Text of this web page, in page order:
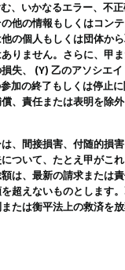
、いかなるエラー、不
他の情報もしくはコン
の個人もしくは団体か
りません。さらに、甲
失、 (Y) 乙のアソシエ
加の終了もしくは停止
、責任または表明を除
、間接損害、付随的損
ついて、たとえ甲がこ
は、最新の請求または
超えないものとします
たは衡平法上の救済を